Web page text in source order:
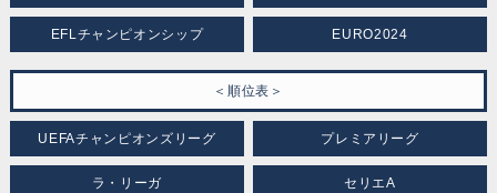
EFLチャンピオンシップ EURO2024
＜順位表＞
UEFAチャンピオンズリーグ プレミアリーグ
ラ・リーガ セリエA